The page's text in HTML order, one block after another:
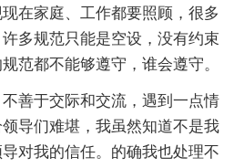
在家庭、工作都要照顾，很多
多规范只能是空设，没有约束
范都不能够遵守，谁会遵守。
善于交际和交流，遇到一点情
导们难堪，我虽然知道不是我
对我的信任。的确我也处理不